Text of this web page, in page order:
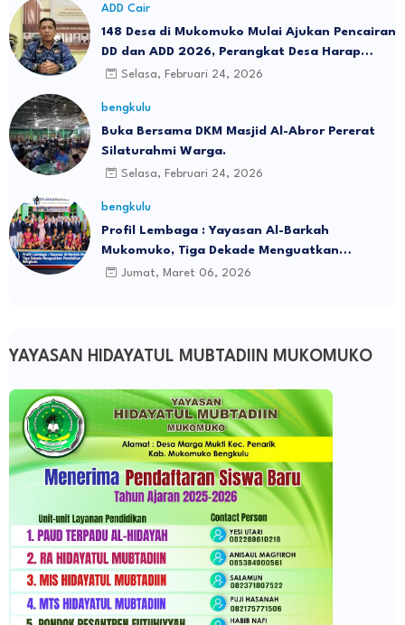
ADD Cair
148 Desa di Mukomuko Mulai Ajukan Pencairan
DD dan ADD 2026, Perangkat Desa Harap
Dana Cair Sebelum Lebaran
Selasa, Februari 24, 2026
bengkulu
Buka Bersama DKM Masjid Al-Abror Pererat
Silaturahmi Warga.
Selasa, Februari 24, 2026
bengkulu
Profil Lembaga : Yayasan Al-Barkah
Mukomuko, Tiga Dekade Menguatkan
Pendidikan Islam di Bengkulu
Jumat, Maret 06, 2026
YAYASAN HIDAYATUL MUBTADIIN MUKOMUKO